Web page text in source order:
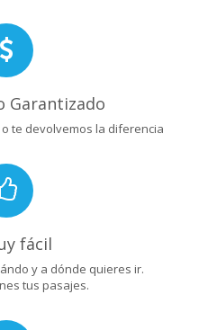
Garantizado
te devolvemos la diferencia
fácil
y a dónde quieres ir.
tus pasajes.